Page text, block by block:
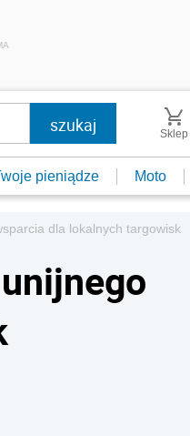
Sklep
pieniądze Moto
dla lokalnych targowisk